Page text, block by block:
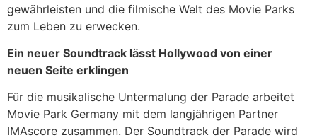
gewährleisten und die filmische Welt des Movie Parks
zum Leben zu erwecken.
Ein neuer Soundtrack lässt Hollywood von einer
neuen Seite erklingen
Für die musikalische Untermalung der Parade arbeitet
Movie Park Germany mit dem langjährigen Partner
IMAscore zusammen. Der Soundtrack der Parade wird